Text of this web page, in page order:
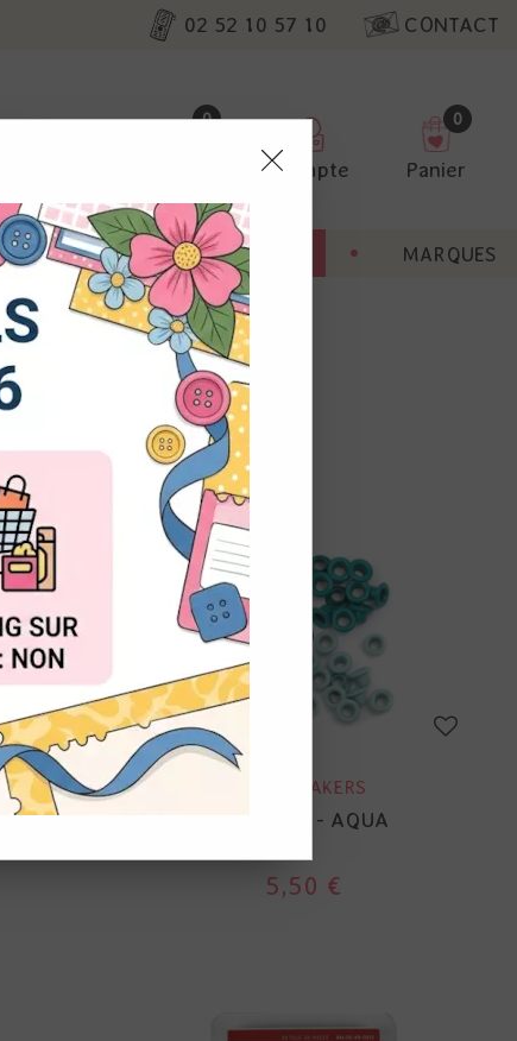
02 52 10 57 10 CONTACT
0
Compte
0
Panier
BONNES AFFAIRES MARQUES
WE R MAKERS
OEILLETS - AQUA
5,50 €
non
Vous
droite